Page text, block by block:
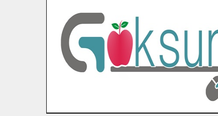
İlçe Jandarma Komutanı Karakaya’dan
Bertiz’in Yeni Köprüsünde Sona Doğru.